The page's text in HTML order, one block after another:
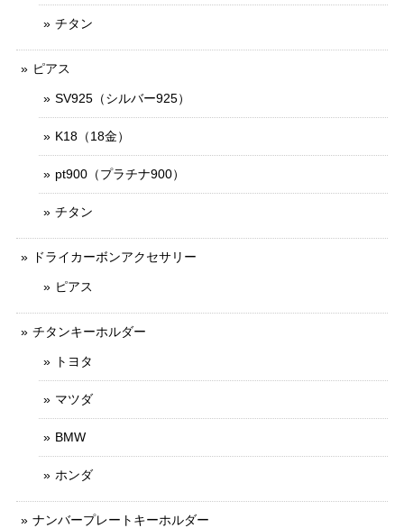
チタン
ピアス
SV925（シルバー925）
K18（18金）
pt900（プラチナ900）
チタン
ドライカーボンアクセサリー
ピアス
チタンキーホルダー
トヨタ
マツダ
BMW
ホンダ
ナンバープレートキーホルダー